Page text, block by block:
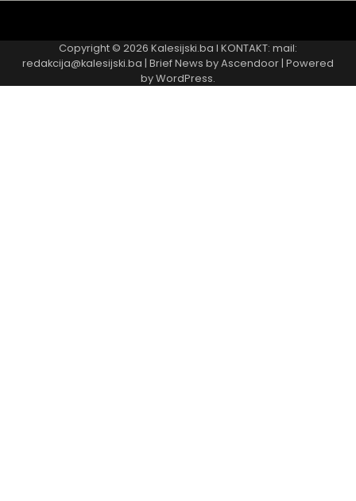
Copyright © 2026 Kalesijski.ba I KONTAKT: mail:
redakcija@kalesijski.ba | Brief News byAscendoor| Powered
byWordPress.